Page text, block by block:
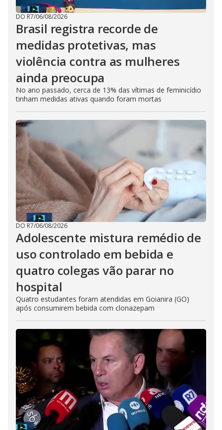
DO R7/06/08/2026
Brasil registra recorde de
medidas protetivas, mas
violência contra as mulheres
ainda preocupa
No ano passado, cerca de 13% das vítimas de feminicídio
tinham medidas ativas quando foram mortas
DO R7/06/08/2026
Adolescente mistura remédio de
uso controlado em bebida e
quatro colegas vão parar no
hospital
Quatro estudantes foram atendidas em Goianira (GO)
após consumirem bebida com clonazepam